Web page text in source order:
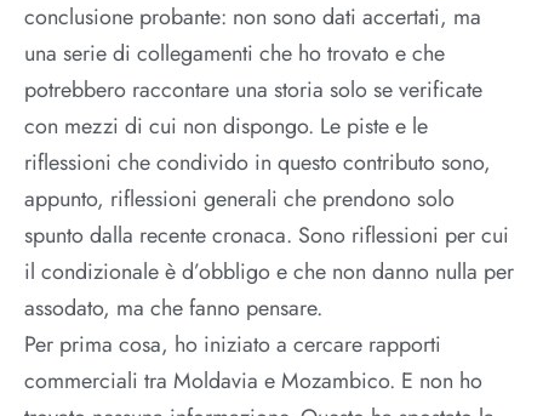
conclusione probante: non sono dati accertati, ma
una serie di collegamenti che ho trovato e che
potrebbero raccontare una storia solo se verificate
con mezzi di cui non dispongo. Le piste e le
riflessioni che condivido in questo contributo sono,
appunto, riflessioni generali che prendono solo
spunto dalla recente cronaca. Sono riflessioni per cui
il condizionale è d’obbligo e che non danno nulla per
assodato, ma che fanno pensare.
Per prima cosa, ho iniziato a cercare rapporti
commerciali tra Moldavia e Mozambico. E non ho